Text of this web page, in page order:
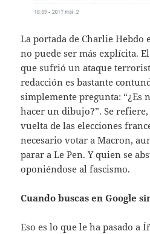
La portada de Charlie Hebdo
no puede ser más explícita.
que sufrió un ataque
redacción es bastante
simplemente pregunta: “¿Es
hacer un dibujo?”. Se
vuelta de las elecciones
necesario votar a Macron,
parar a Le Pen. Y quien se
oponiéndose al fascismo.
Cuando buscas en Google
Eso es lo que le ha pasado a